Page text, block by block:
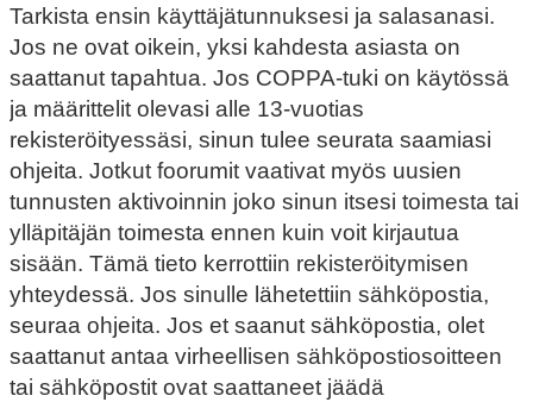
Tarkista ensin käyttäjätunnuksesi ja salasanasi.
Jos ne ovat oikein, yksi kahdesta asiasta on
saattanut tapahtua. Jos COPPA-tuki on käytössä
ja määrittelit olevasi alle 13-vuotias
rekisteröityessäsi, sinun tulee seurata saamiasi
ohjeita. Jotkut foorumit vaativat myös uusien
tunnusten aktivoinnin joko sinun itsesi toimesta tai
ylläpitäjän toimesta ennen kuin voit kirjautua
sisään. Tämä tieto kerrottiin rekisteröitymisen
yhteydessä. Jos sinulle lähetettiin sähköpostia,
seuraa ohjeita. Jos et saanut sähköpostia, olet
saattanut antaa virheellisen sähköpostiosoitteen
tai sähköpostit ovat saattaneet jäädä